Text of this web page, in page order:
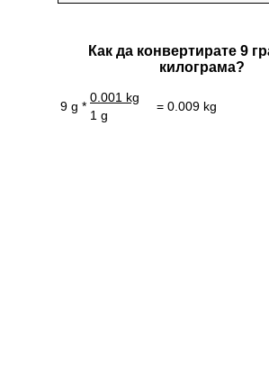
Как да конвертирате 9
килограмa?
9 g *
0.001 kg
= 0.009 kg
1 g